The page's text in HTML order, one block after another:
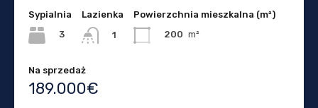
Sypialnia
3
Lazienka
1
Powierzchnia mieszkalna (m²)
200 m²
Na sprzedaż
189.000€